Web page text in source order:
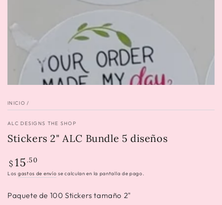
INICIO /
ALC DESIGNS THE SHOP
Stickers 2" ALC Bundle 5 diseños
Precio
regular
$ 15 .50
Los gastos de envío se calculan en la pantalla de pago.
Paquete de 100 Stickers tamaño 2"